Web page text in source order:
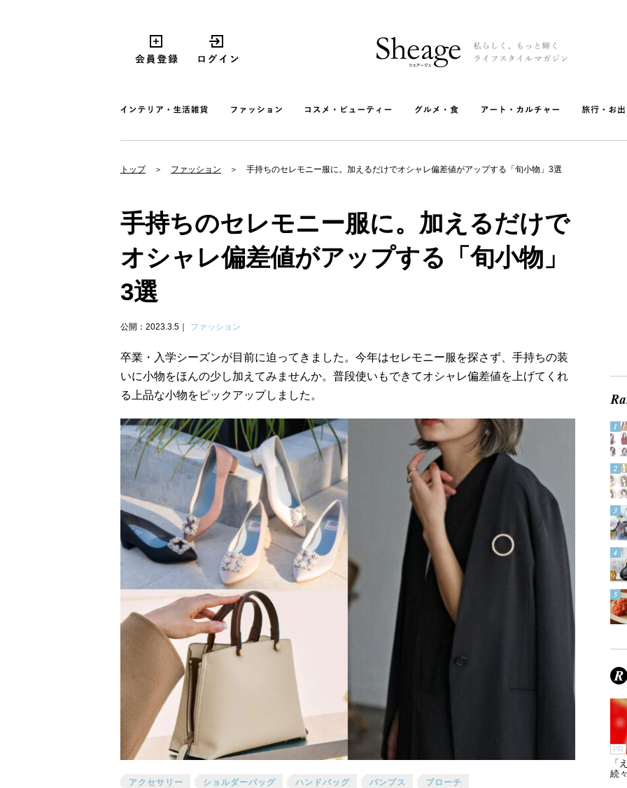
トップ ファッション 手持ちのセレモニー服に。加えるだけでオシャレ偏差値がアップする「旬小物」3選
手持ちのセレモニー服に。加えるだけで
オシャレ偏差値がアップする「旬小物」
3選
公開：2023.3.5 ファッション
卒業・入学シーズンが目前に迫ってきました。今年はセレモニー服を探さず、手持ちの装
いに小物をほんの少し加えてみませんか。普段使いもできてオシャレ偏差値を上げてくれ
る上品な小物をピックアップしました。
アクセサリー ショルダーバッグ ハンドバッグ パンプス ブローチ
PR
「
続